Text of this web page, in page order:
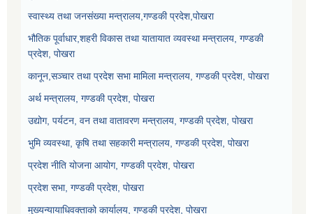
स्वास्थ्य तथा जनसंख्या मन्त्रालय,गण्डकी प्रदेश,पोखरा
भौतिक पूर्वाधार,शहरी विकास तथा यातायात व्यवस्था मन्त्रालय, गण्डकी
प्रदेश, पोखरा
कानून,सञ्चार तथा प्रदेश सभा मामिला मन्त्रालय, गण्डकी प्रदेश, पोखरा
अर्थ मन्त्रालय, गण्डकी प्रदेश, पोखरा
उद्योग, पर्यटन, वन तथा वातावरण मन्त्रालय, गण्डकी प्रदेश, पोखरा
भुमि व्यवस्था, कृषि तथा सहकारी मन्त्रालय, गण्डकी प्रदेश, पोखरा
प्रदेश नीति योजना आयोग, गण्डकी प्रदेश, पोखरा
प्रदेश सभा, गण्डकी प्रदेश, पोखरा
मुख्यन्यायाधिवक्ताको कार्यालय, गण्डकी प्रदेश, पोखरा